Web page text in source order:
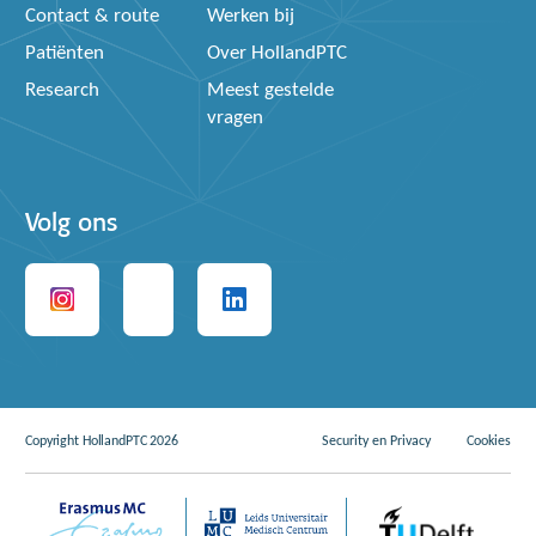
Contact & route
Werken bij
Patiënten
Over HollandPTC
Research
Meest gestelde
vragen
Volg ons
Copyright HollandPTC 2026 Security en Privacy Cookies